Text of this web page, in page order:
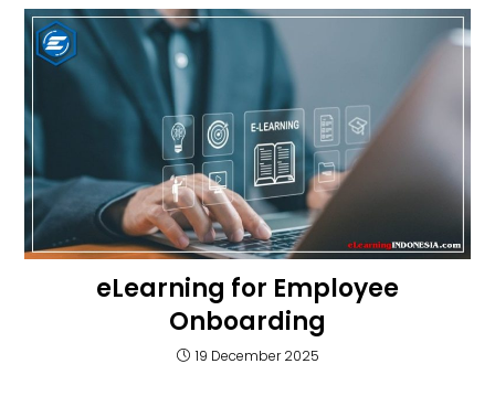
eLearning for Employee
Onboarding
19 December 2025